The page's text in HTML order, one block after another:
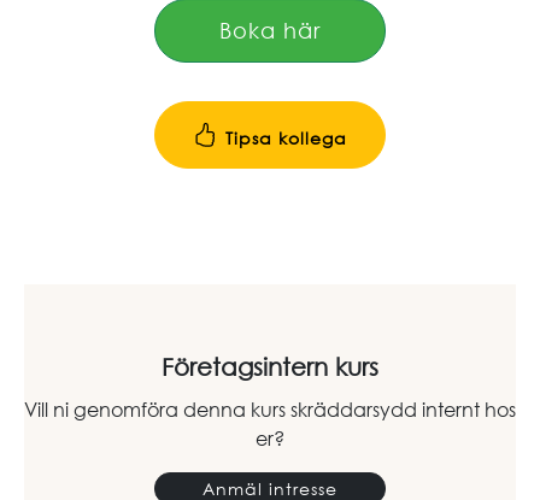
Boka här
Tipsa kollega
Företagsintern kurs
Vill ni genomföra denna kurs skräddarsydd internt hos
er?
Anmäl intresse